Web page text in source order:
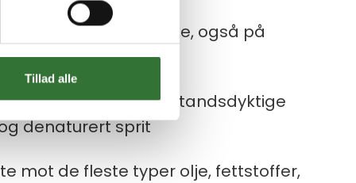
Tillad alle
gir god klebeevne, også på
og motstandsdyktige
denaturert sprit
mot de fleste typer olje, fettstoffer,